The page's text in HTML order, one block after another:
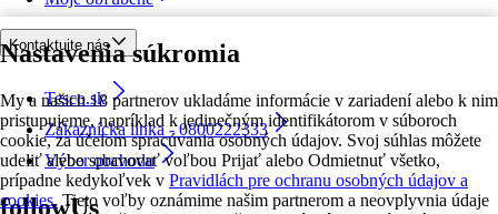
Nastavenia súkromia
My a našich 18 partnerov ukladáme informácie v zariadení alebo k nim
pristupujeme, napríklad k jedinečným identifikátorom v súboroch
cookie, za účelom spracúvania osobných údajov. Svoj súhlas môžete
udeliť alebo spravovať voľbou Prijať alebo Odmietnuť všetko,
prípadne kedykoľvek v Pravidlách pre ochranu osobných údajov a
cookies. Tieto voľby oznámime našim partnerom a neovplyvnia údaje
Kontaktujte nás
Tesco.sk
Zákaznícka linka - 0800222333
Výber obchodu
followUs